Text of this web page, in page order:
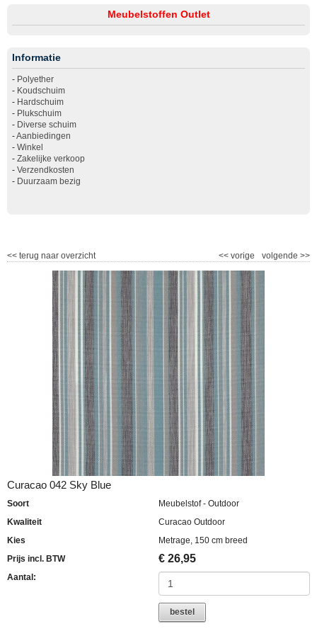
Meubelstoffen Outlet
Informatie
- Polyether
- Koudschuim
- Hardschuim
- Plukschuim
- Diverse schuim
-Aanbiedingen
- Winkel
- Zakelijke verkoop
- Verzendkosten
- Duurzaam bezig
<< terug naar overzicht volgende >>
<< vorige
Curacao 042 Sky Blue
Soort
Meubelstof - Outdoor
Kwaliteit
Curacao Outdoor
Kies
Metrage, 150 cm breed
Prijs incl. BTW
€ 26,95
Aantal:
bestel